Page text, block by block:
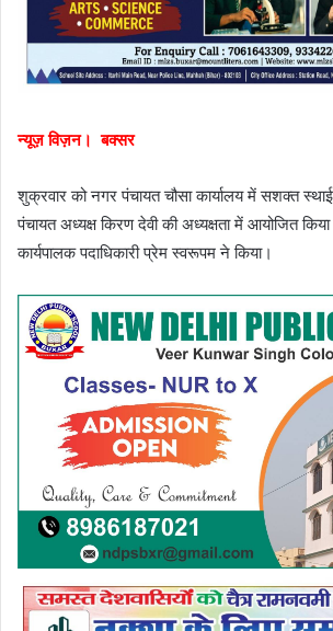
न्यूज़ विज़न। बक्सर
शुक्रवार को नगर पंचायत चौसा कार्यालय में सशक्त
पंचायत अध्यक्ष किरण देवी की अध्यक्षता में आयोजित
कार्यपालक पदाधिकारी प्रेम स्वरूपम ने किया।